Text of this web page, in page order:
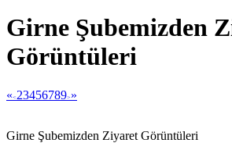
Girne Şubemizden
Görüntüleri
«< 23456789> »
Girne Şubemizden Ziyaret Görüntüleri